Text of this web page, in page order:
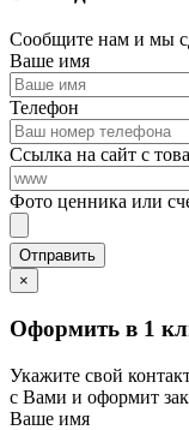
Сообщите нам и мы
Ваше имя
Телефон
Ссылка на сайт с
Фото ценника или
×
Оформить в 1
Укажите свой
с Вами и оформит
Ваше имя